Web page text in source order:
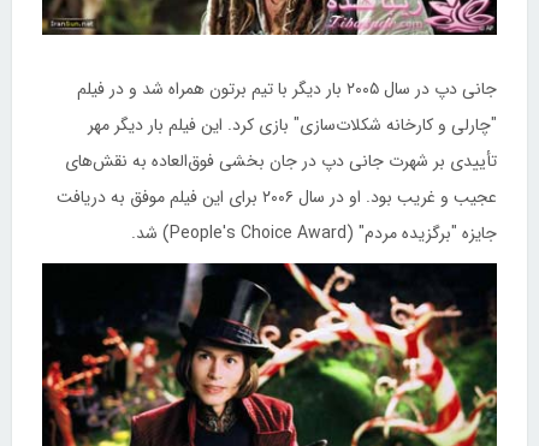
جانی دپ در سال ۲۰۰۵ بار دیگر با تیم برتون همراه شد و در فیلم
"چارلی و کارخانه شکلات‌سازی" بازی کرد. این فیلم بار دیگر مهر
تأییدی بر شهرت جانی دپ در جان بخشی فوق‌العاده به نقش‌های
عجیب و غریب بود. او در سال ۲۰۰۶ برای این فیلم موفق به دریافت
جایزه "برگزیده مردم" (People's Choice Award) شد.